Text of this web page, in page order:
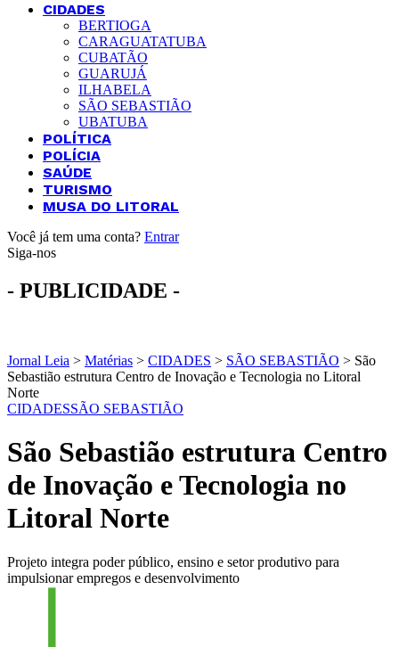
CIDADES
BERTIOGA
CARAGUATATUBA
CUBATÃO
GUARUJÁ
ILHABELA
SÃO SEBASTIÃO
UBATUBA
POLÍTICA
POLÍCIA
SAÚDE
TURISMO
MUSA DO LITORAL
Você já tem uma conta? Entrar
Siga-nos
- PUBLICIDADE -
Jornal Leia > Matérias > CIDADES > SÃO SEBASTIÃO > São
Sebastião estrutura Centro de Inovação e Tecnologia no Litoral
Norte
CIDADESSÃO SEBASTIÃO
São Sebastião estrutura Centro
de Inovação e Tecnologia no
Litoral Norte
Projeto integra poder público, ensino e setor produtivo para
impulsionar empregos e desenvolvimento